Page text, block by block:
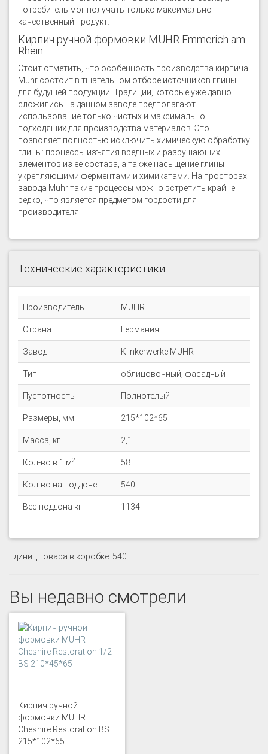
потребитель мог получать только максимально
качественный продукт.
Кирпич ручной формовки MUHR Emmerich am
Rhein
Стоит отметить, что особенность производства кирпича
Muhr состоит в тщательном отборе источников глины
для будущей продукции. Традиции, которые уже давно
сложились на данном заводе предполагают
использование только чистых и максимально
подходящих для производства материалов. Это
позволяет полностью исключить химическую обработку
глины: процессы изъятия вредных и разрушающих
элементов из ее состава, а также насыщение глины
укрепляющими ферментами и химикатами. На просторах
завода Muhr такие процессы можно встретить крайне
редко, что является предметом гордости для
производителя.
Технические характеристики
Производитель MUHR
Страна Германия
Завод Klinkerwerke MUHR
Тип облицовочный, фасадный
Пустотность Полнотелый
Размеры, мм 215*102*65
Масса, кг 2,1
Кол-во в 1 м2 58
Кол-во на поддоне 540
Вес поддона кг 1134
Единиц товара в коробке: 540
Вы недавно смотрели
Кирпич ручной
формовки MUHR
Cheshire Restoration BS
215*102*65